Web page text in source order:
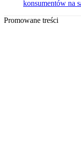
konsumentów na
Promowane treści